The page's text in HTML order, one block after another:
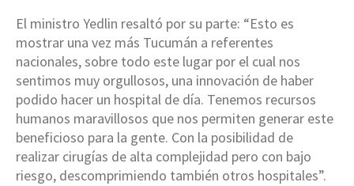
El ministro Yedlin resaltó por su parte: “Esto es
mostrar una vez más Tucumán a referentes
nacionales, sobre todo este lugar por el cual nos
sentimos muy orgullosos, una innovación de haber
podido hacer un hospital de día. Tenemos recursos
humanos maravillosos que nos permiten generar este
beneficioso para la gente. Con la posibilidad de
realizar cirugías de alta complejidad pero con bajo
riesgo, descomprimiendo también otros hospitales”.